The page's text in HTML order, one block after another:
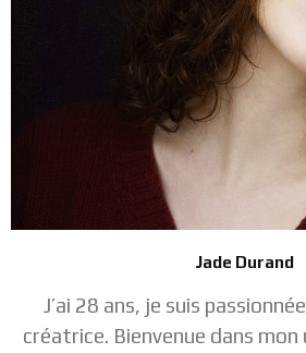
Jade Durand
J’ai 28 ans, je suis
créatrice. Bienvenue dans